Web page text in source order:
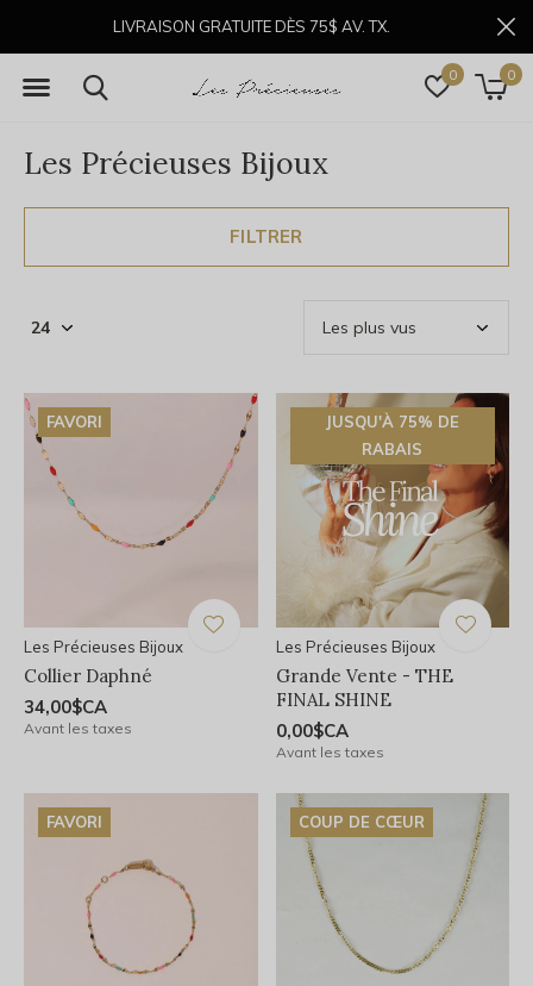
0 0
LIVRAISON GRATUITE DÈS 75$ AV. TX.
Les Précieuses Bijoux
FILTRER
FAVORI
Les Précieuses Bijoux
Collier Daphné
34,00$CA
Avant les taxes
JUSQU'À 75% DE
RABAIS
Les Précieuses Bijoux
Grande Vente - THE
FINAL SHINE
0,00$CA
Avant les taxes
FAVORI COUP DE CŒUR